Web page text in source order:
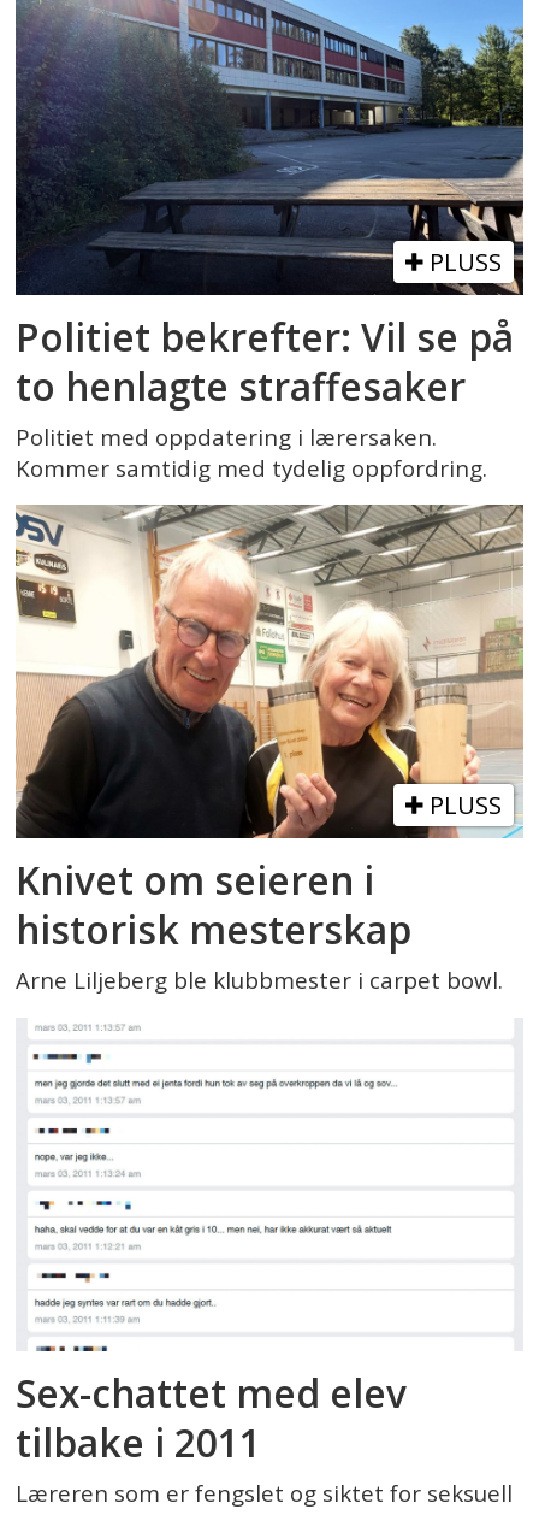
PLUSS
Politiet bekrefter: Vil se på
to henlagte straffesaker
Politiet med oppdatering i lærersaken.
Kommer samtidig med tydelig oppfordring.
PLUSS
Knivet om seieren i
historisk mesterskap
Arne Liljeberg ble klubbmester i carpet bowl.
Sex-chattet med elev
tilbake i 2011
Læreren som er fengslet og siktet for seksuell